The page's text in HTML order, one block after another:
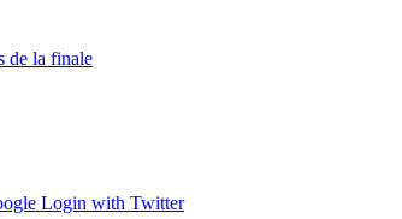
de la finale
Login with Twitter